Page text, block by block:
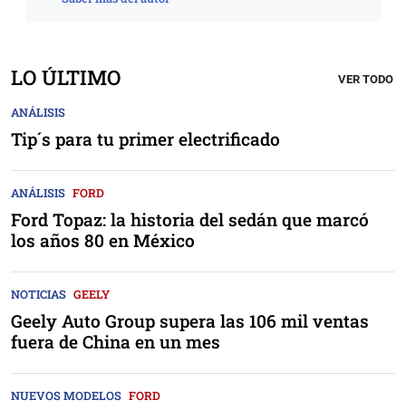
LO ÚLTIMO VER TODO
ANÁLISIS
Tip´s para tu primer electrificado
ANÁLISIS FORD
Ford Topaz: la historia del sedán que marcó
los años 80 en México
NOTICIAS GEELY
Geely Auto Group supera las 106 mil ventas
fuera de China en un mes
NUEVOS MODELOS FORD